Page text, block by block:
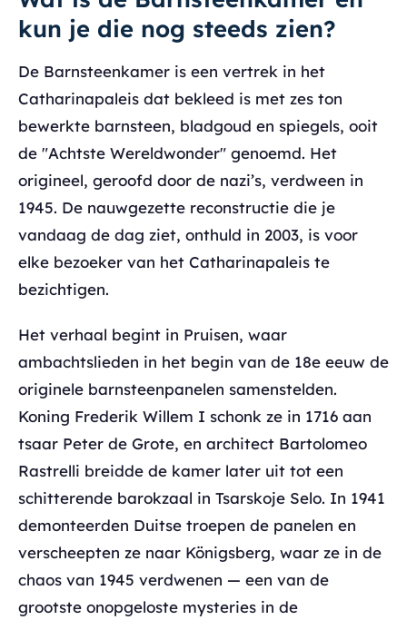
kun je die nog steeds zien?
De Barnsteenkamer is een vertrek in het
Catharinapaleis dat bekleed is met zes ton
bewerkte barnsteen, bladgoud en spiegels, ooit
de "Achtste Wereldwonder" genoemd. Het
origineel, geroofd door de nazi’s, verdween in
1945. De nauwgezette reconstructie die je
vandaag de dag ziet, onthuld in 2003, is voor
elke bezoeker van het Catharinapaleis te
bezichtigen.
Het verhaal begint in Pruisen, waar
ambachtslieden in het begin van de 18e eeuw de
originele barnsteenpanelen samenstelden.
Koning Frederik Willem I schonk ze in 1716 aan
tsaar Peter de Grote, en architect Bartolomeo
Rastrelli breidde de kamer later uit tot een
schitterende barokzaal in Tsarskoje Selo. In 1941
demonteerden Duitse troepen de panelen en
verscheepten ze naar Königsberg, waar ze in de
chaos van 1945 verdwenen — een van de
grootste onopgeloste mysteries in de